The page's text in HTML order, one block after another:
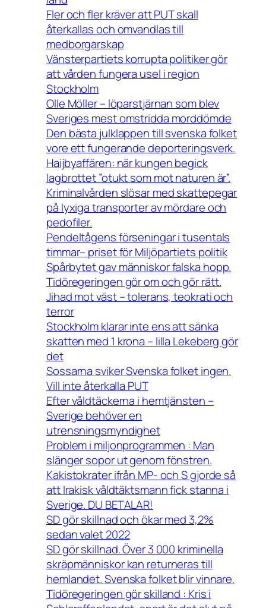
Fler och fler kräver att PUT skall
återkallas och omvandlas till
medborgarskap
Vänsterpartiets korrupta politiker gör
att vården fungera usel i region
Stockholm
Olle Möller – löparstjärnan som blev
Sveriges mest omstridda morddömde
Den bästa julklappen till svenska folket
vore ett fungerande deporteringsverk.
Haijbyaffären: när kungen begick
lagbrottet ”otukt som mot naturen är”.
Kriminalvården slösar med skattepegar
på lyxiga transporter av mördare och
pedofiler.
Pendeltågens förseningar i tusentals
timmar– priset för Miljöpartiets politik
Spårbytet gav människor falska hopp.
Tidöregeringen gör om och gör rätt.
Jihad mot väst – tolerans, teokrati och
terror
Stockholm klarar inte ens att sänka
skatten med 1 krona – lilla Lekeberg gör
det
Sossarna sviker Svenska folket ingen.
Vill inte återkalla PUT
Efter våldtäckerna i hemtjänsten –
Sverige behöver en
utrensningsmyndighet
Problem i miljonprogrammen : Man
slänger sopor ut genom fönstren.
Kakistokrater ifrån MP- och S gjorde så
att Irakisk våldtäktsmann fick stanna i
Sverige. DU BETALAR!
SD gör skillnad och ökar med 3,2%
sedan valet 2022
SD gör skillnad. Över 3 000 kriminella
skräpmänniskor kan returneras till
hemlandet. Svenska folket blir vinnare.
Tidöregeringen gör skilland : Kris i